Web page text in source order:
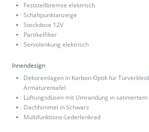
Feststellbremse elektrisch
Schaltpunktanzeige
Steckdose 12V
Partikelfilter
Servolenkung elektrisch
Innendesign
Dekoreinlagen in Karbon-Optik für
Armaturentafel
Lüftungsdüsen mit Umrandung in satiniertem
Dachhimmel in Schwarz
Multifunktions-Lederlenkrad